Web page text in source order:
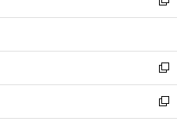
開
ウ
開
く
ン
ウ
で
開
く
い
ウ
ン
ド
ウ
で
開
新
し
ウ
ィ
ン
ド
ウ
新
し
い
ウ
新
し